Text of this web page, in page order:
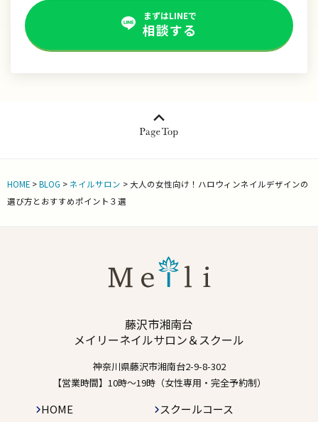
まずはLINEで
相談する
HOME >BLOG >ネイルサロン > 大人の女性向け！ハロウィンネイルデザインの
選び方とおすすめポイント３選
藤沢市湘南台
メイリーネイルサロン＆スクール
神奈川県藤沢市湘南台2-9-8-302
【営業時間】10時〜19時（女性専用・完全予約制）
HOME
スクールコース